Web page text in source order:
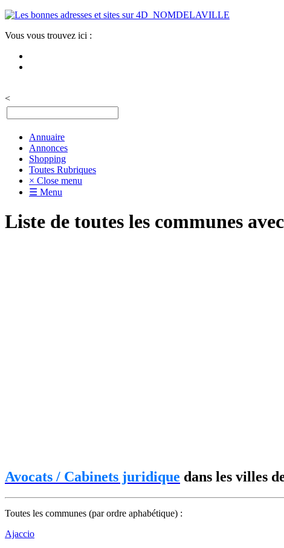
Vous vous trouvez ici :
<
Annuaire
Annonces
Shopping
Toutes Rubriques
× Close menu
☰ Menu
Liste de toutes les communes
Avocats / Cabinets juridique dans les villes
Toutes les communes (par ordre aphabétique) :
Ajaccio